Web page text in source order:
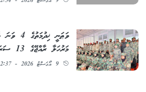
ވަޠަނީ
މަރުހަލާ ރާއްޖޭގެ 13 ސަރަޙައްދެއްގައި ފަށައިފި
9 އޯގަސްޓު 2026 - 12:37